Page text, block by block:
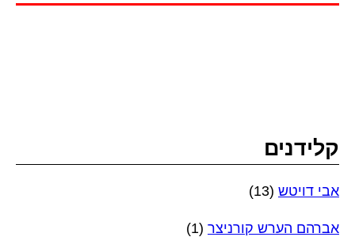
קלידנים
אבי דויטש (13)
אברהם הערש קורניצר (1)